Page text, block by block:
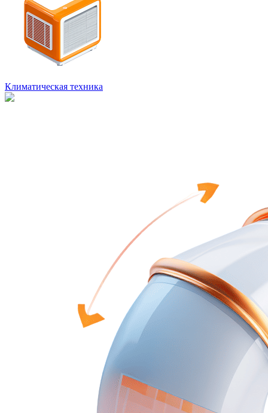
Климатическая техника